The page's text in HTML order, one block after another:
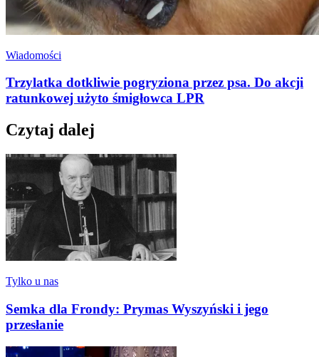
Wiadomości
Trzylatka dotkliwie pogryziona przez psa. Do akcji
ratunkowej użyto śmigłowca LPR
Czytaj dalej
Tylko u nas
Semka dla Frondy: Prymas Wyszyński i jego
przesłanie